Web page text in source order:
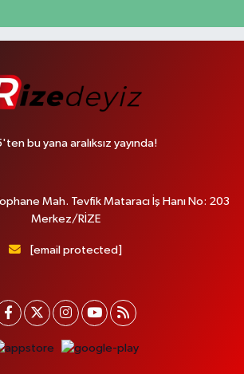
bu yana aralıksız yayında!
Mah. Tevfik Mataracı İş Hanı No: 203
Merkez/RİZE
[email protected]